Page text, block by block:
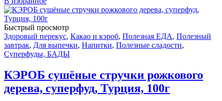
Ламинария
сушёная,
Компас
Здоровья,
100г
Быстрый просмотр
Здоровый перекус, Какао и кэроб, Полезная ЕДА, Полезный
завтрак, Для выпечки, Напитки, Полезные сладости,
Суперфуды, БАДЫ
КЭРОБ сушёные стручки рожкового
дерева, суперфуд, Турция, 100г